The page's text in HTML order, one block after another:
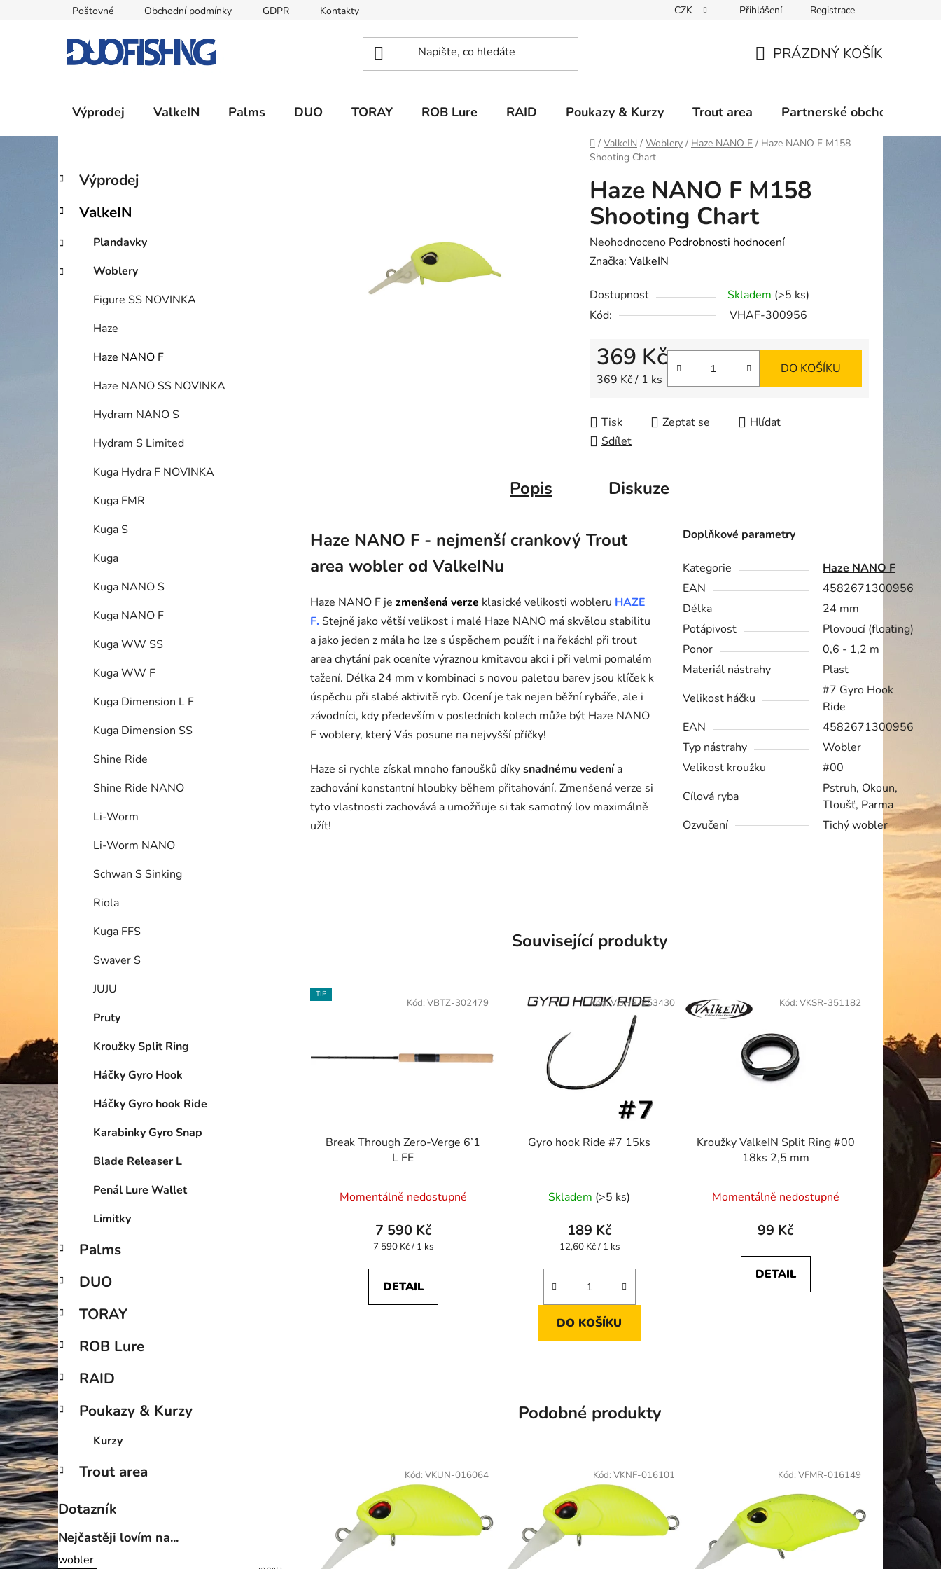
Poštovné Obchodní podmínky GDPR Kontakty CZK Přihlášení Registrace
KOŠÍK
PRÁZDNÝ KOŠÍK
Výprodej ValkeIN Palms DUO TORAY ROB Lure RAID Poukazy & Kurzy Trout area Partnerské obchody
Domů
/ ValkeIN / Woblery / Haze NANO F / Haze NANO F M158
Shooting Chart
P
s
r
a
n
Přeskočit
kategorie
K
a
e
o
i
Výprodej
ValkeIN
Plandavky
Woblery
Figure SS NOVINKA
Haze
Haze NANO F
Haze NANO SS NOVINKA
Hydram NANO S
Hydram S Limited
Kuga Hydra F NOVINKA
Kuga FMR
Kuga S
Kuga
Kuga NANO S
Kuga NANO F
Kuga WW SS
Kuga WW F
Kuga Dimension L F
Kuga Dimension SS
Shine Ride
Shine Ride NANO
Li-Worm
Li-Worm NANO
Schwan S Sinking
Riola
Kuga FFS
Swaver S
JUJU
Pruty
Kroužky Split Ring
Háčky Gyro Hook
Háčky Gyro hook Ride
Karabinky Gyro Snap
Blade Releaser L
Penál Lure Wallet
Limitky
Palms
DUO
TORAY
ROB Lure
RAID
Poukazy & Kurzy
Kurzy
Trout area
Dotazník
Nejčastěji lovím na...
wobler
Haze NANO F M158
Shooting Chart
Průměrné
hodnocení
je
0,0
hvězdiček.
Neohodnoceno Podrobnosti hodnocení
Značka: ValkeIN
Dostupnost Skladem (>5 ks)
Kód:
VHAF-300956
369 Kč
Měrná cena:
369 Kč / 1 ks
DO KOŠÍKU
Tisk Zeptat se
Hlídat
Sdílet
Popis Diskuze
Haze NANO F - nejmenší crankový Trout
area wobler od ValkeINu
Haze NANO F je zmenšená verze klasické velikosti wobleru HAZE
F. Stejně jako větší velikost i malé Haze NANO má skvělou stabilitu
a jako jeden z mála ho lze s úspěchem použít i na řekách! při trout
area chytání pak oceníte výraznou kmitavou akci i při velmi pomalém
tažení. Délka 24 mm v kombinaci s novou paletou barev jsou klíček k
úspěchu při slabé aktivitě ryb. Ocení je tak nejen běžní rybáře, ale i
závodníci, kdy především v posledních kolech může být Haze NANO
F woblery, který Vás posune na nejvyšší příčky!
Haze si rychle získal mnoho fanoušků díkysnadnému vedenía
zachování konstantní hloubky během přitahování. Zmenšená verze si
tyto vlastnosti zachovává a umožňuje si tak samotný lov maximálně
užít!
Doplňkové parametry
Kategorie
Haze NANO F
EAN
4582671300956
Délka
24 mm
Potápivost
Plovoucí (floating)
Ponor
0,6 - 1,2 m
Materiál nástrahy
Plast
Velikost háčku
#7 Gyro Hook
Ride
EAN
4582671300956
Typ nástrahy
Wobler
Velikost kroužku
#00
Cílová ryba
Pstruh, Okoun,
Tloušť, Parma
Ozvučení
Tichý wobler
Související produkty
TIP
Break Through Zero-Verge 6’1
L FE
hodnocení
produktu
je
z
Momentálně nedostupné
7 590 Kč
Měrná
7 590 Kč / 1 ks
DETAIL
Kód: VBTZ-302479
Gyro hook Ride #7 15ks
Skladem (>5 ks)
189 Kč
Měrná
12,60 Kč / 1 ks
DO KOŠÍKU
Kód:VGHR-953430
Kroužky ValkeIN Split Ring #00
18ks 2,5 mm
Momentálně nedostupné
99 Kč
DETAIL
Kód: VKSR-351182
Podobné produkty
Kód: VKUN-016064 Kód: VKNF-016101 Kód: VFMR-016149